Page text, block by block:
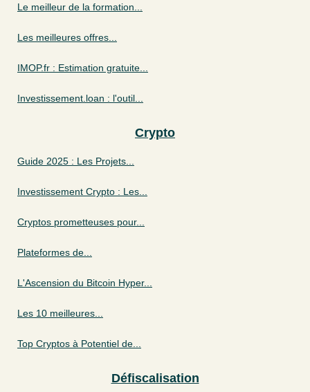
Le meilleur de la formation...
Les meilleures offres...
IMOP.fr : Estimation gratuite...
Investissement.loan : l'outil...
Crypto
Guide 2025 : Les Projets...
Investissement Crypto : Les...
Cryptos prometteuses pour...
Plateformes de...
L'Ascension du Bitcoin Hyper...
Les 10 meilleures...
Top Cryptos à Potentiel de...
Défiscalisation